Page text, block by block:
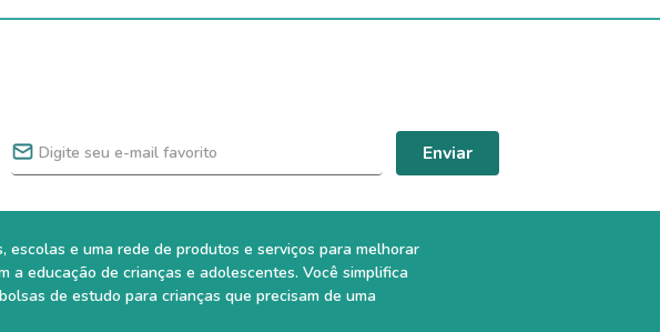
Enviar
escolas e uma rede de produtos e serviços para melhorar
a educação de crianças e adolescentes. Você simplifica
de estudo para crianças que precisam de uma